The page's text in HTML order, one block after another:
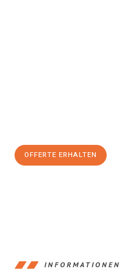
OFFERTE ERHALTEN
INFORMATIONEN